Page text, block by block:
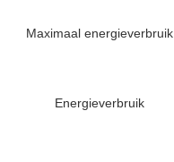
Maximaal energieverbruik
Energieverbruik